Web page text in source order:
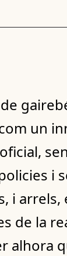
un
i
i arrels,
de la
alhora